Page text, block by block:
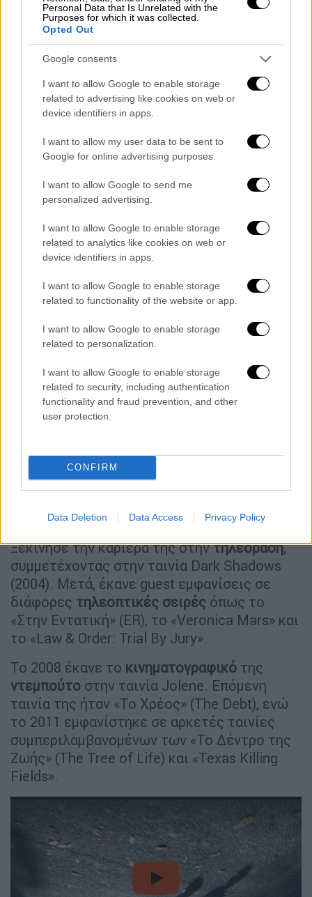
Personal Data that Is Unrelated with the
Purposes for which it was collected.
Opted Out
Google consents
I want to allow Google to enable storage
related to advertising like cookies on web or
device identifiers in apps.
I want to allow my user data to be sent to
Google for online advertising purposes.
I want to allow Google to send me
personalized advertising.
I want to allow Google to enable storage
related to analytics like cookies on web or
device identifiers in apps.
I want to allow Google to enable storage
related to functionality of the website or app.
I want to allow Google to enable storage
related to personalization.
I want to allow Google to enable storage
related to security, including authentication
functionality and fraud prevention, and other
user protection.
CONFIRM
Data Deletion Data Access Privacy Policy
εντυπώσεις στα φετινά Όσκαρ - Οι
«safe» επιλογές και οι πιο τολμηρές
Σινεμά|28.03.2022 09:00
Ντένζελ Ουάσινγκτον και Μπράντλεϊ
Κούπερ παρηγορούν τον Γουίλ Σμιθ
μετά το χαστούκι που σόκαρε –
Δείτε βίντεο
Σινεμά 28.03.2022 08:11
Η «μεγαλύτερη» στιγμή στα Όσκαρ: Ο
βραβείο για το CODA και συγκινεί - Το
μήνυμά του
Σινεμά|28.03.2022 09:28
«Έκλεψε» τα βλέμματα το φιλί της
Κρίστεν Στιούαρτ με την
αρραβωνιαστικιά της στο κόκκινο
χαλί των Όσκαρ
που εξέδωσε το περιοδικό Time για τα
Πρόσωπα με τη Μεγαλύτερη Επιρροή
Παγκοσμίως».
Πώς ξεκίνησε η καριέρα της
Ξεκίνησε την καριέρα της στηντηλεόραση,
συμμετέχοντας στην ταινία Dark Shadows
(2004). Μετά, έκανε guest εμφανίσεις σε
διάφορες τηλεοπτικές σειρές όπως το
«Στην Εντατική» (ER), το «Veronica Mars» και
το «Law & Order: Trial By Jury».
Το 2008 έκανε το κινηματογραφικό της
ντεμπούτο στην ταινία Jolene. Επόμενη
ταινία της ήταν «Το Χρέος» (The Debt), ενώ
το 2011 εμφανίστηκε σε αρκετές ταινίες
συμπεριλαμβανομένων των «Το Δέντρο της
Ζωής» (The Tree of Life) και «Texas Killing
Fields».
video